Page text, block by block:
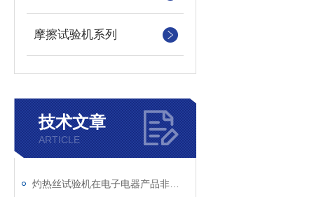
摩擦试验机系列
技术文章
ARTICLE